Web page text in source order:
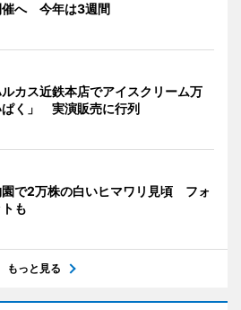
催へ 今年は3週間
カス近鉄本店でアイスクリーム万
ぱく」 実演販売に行列
園で2万株の白いヒマワリ見頃 フォ
も
もっと見る